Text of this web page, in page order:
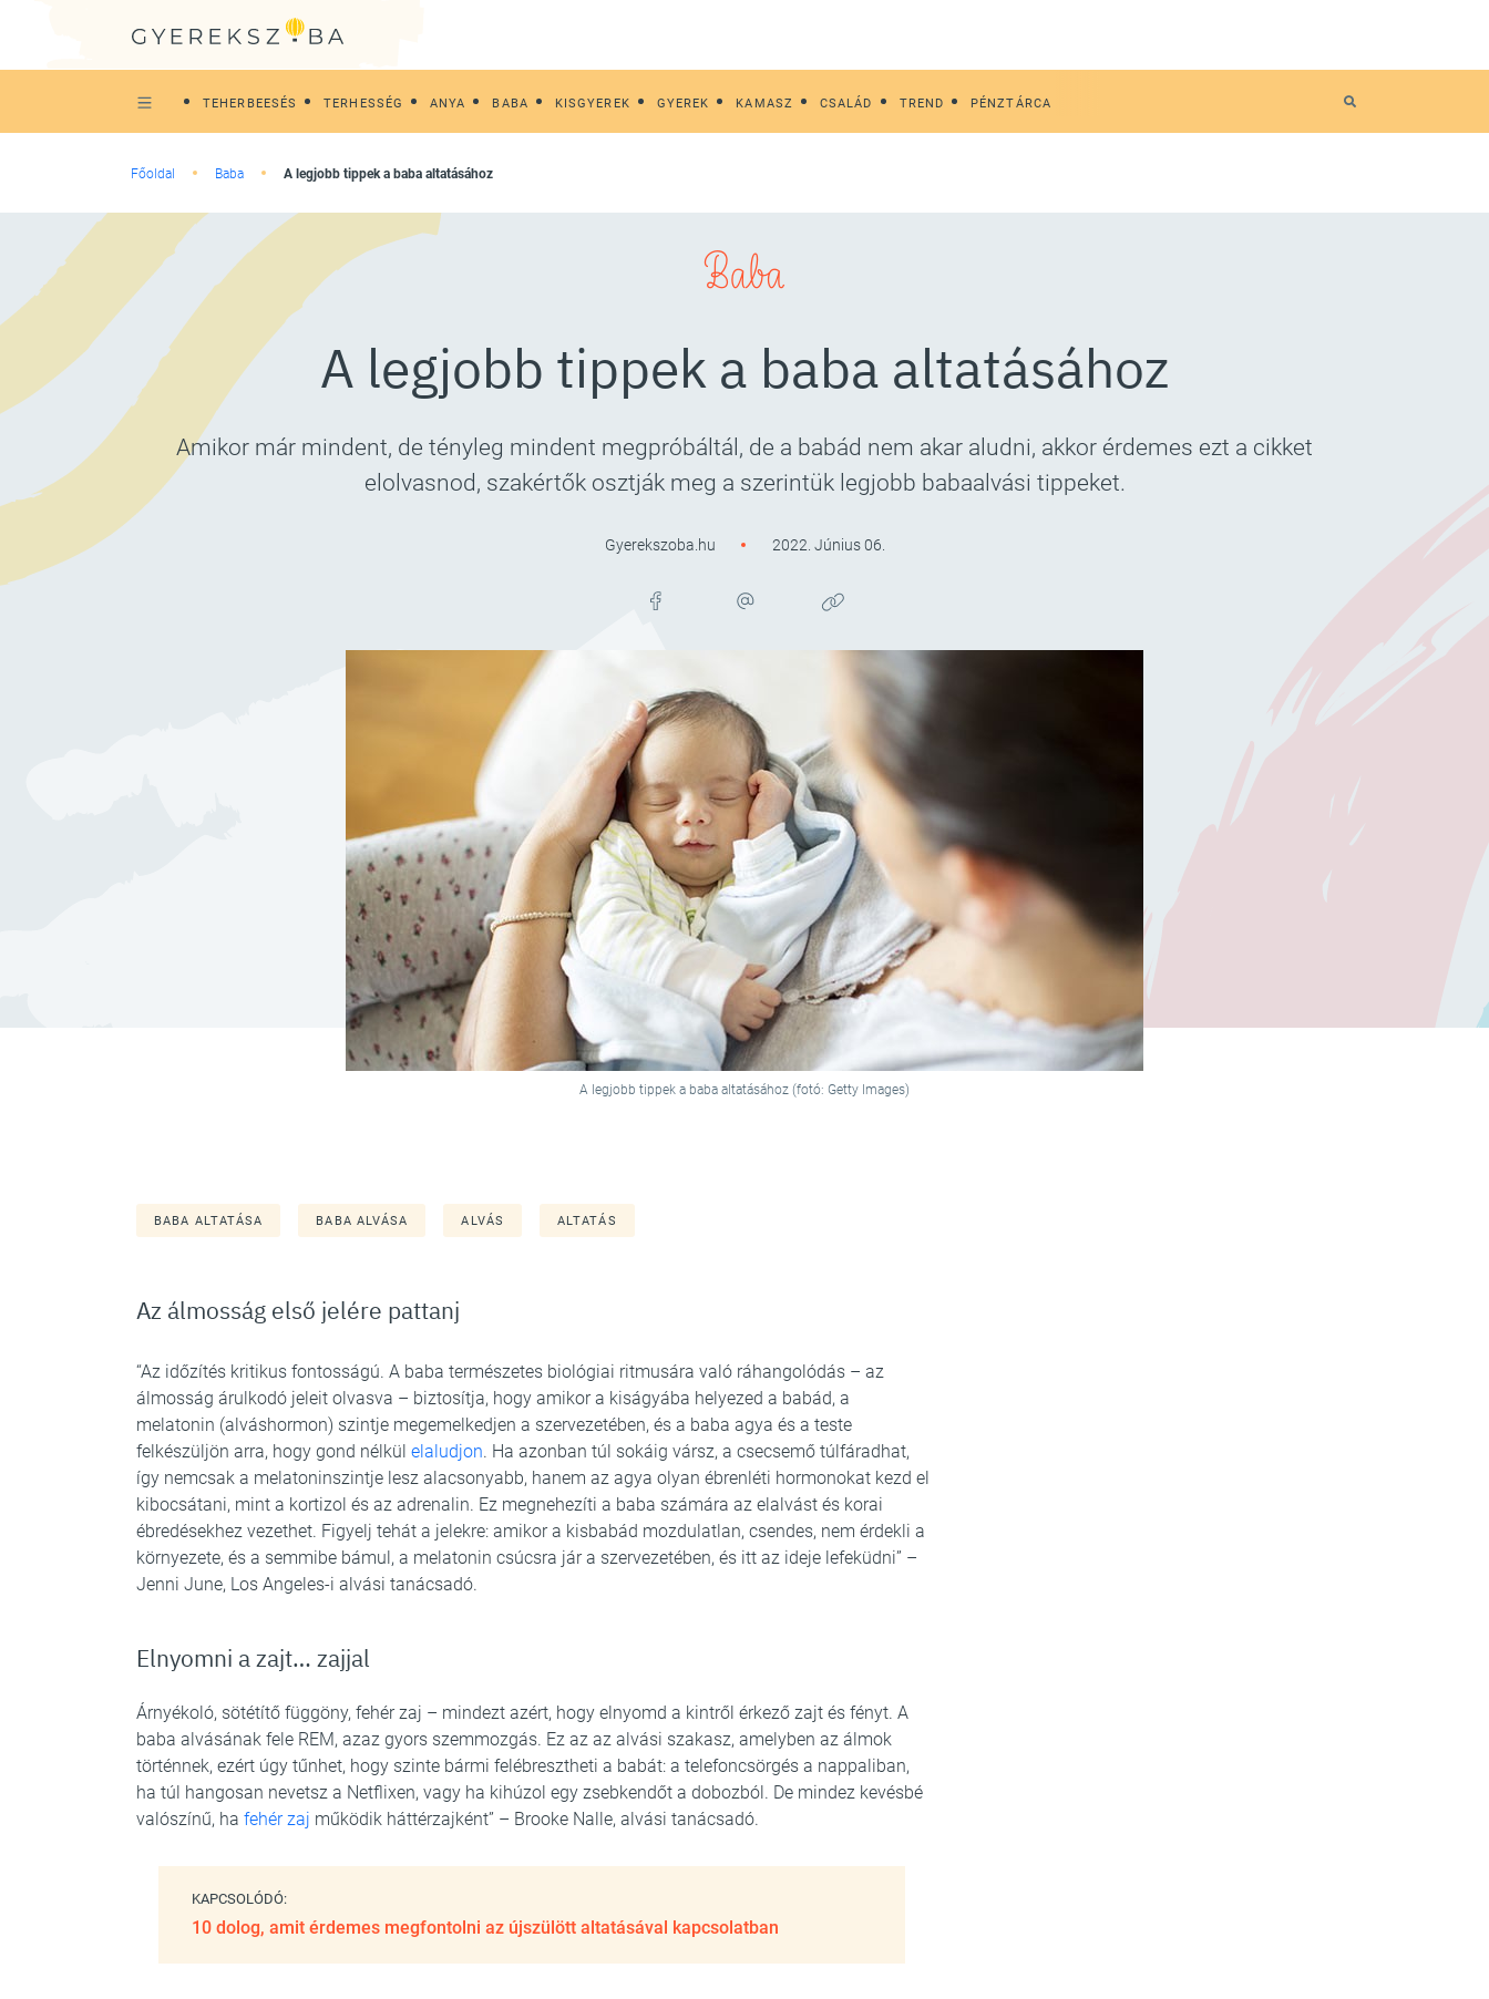
TEHERBEESÉS TERHESSÉG ANYA BABA KISGYEREK GYEREK KAMASZ CSALÁD TREND PÉNZTÁRCA
Főoldal Baba A legjobb tippek a baba altatásához
Baba
A legjobb tippek a baba altatásához
Amikor már mindent, de tényleg mindent megpróbáltál, de a babád nem akar aludni, akkor érdemes ezt a cikket
elolvasnod, szakértők osztják meg a szerintük legjobb babaalvási tippeket.
Gyerekszoba.hu 2022. Június 06.
A legjobb tippek a baba altatásához (fotó: Getty Images)
BABA ALTATÁSA BABA ALVÁSA ALVÁS ALTATÁS
Az álmosság első jelére pattanj
“Az időzítés kritikus fontosságú. A baba természetes biológiai ritmusára való ráhangolódás – az
álmosság árulkodó jeleit olvasva – biztosítja, hogy amikor a kiságyába helyezed a babád, a
melatonin (alváshormon) szintje megemelkedjen a szervezetében, és a baba agya és a teste
felkészüljön arra, hogy gond nélkül elaludjon. Ha azonban túl sokáig vársz, a csecsemő túlfáradhat,
így nemcsak a melatoninszintje lesz alacsonyabb, hanem az agya olyan ébrenléti hormonokat kezd el
kibocsátani, mint a kortizol és az adrenalin. Ez megnehezíti a baba számára az elalvást és korai
ébredésekhez vezethet. Figyelj tehát a jelekre: amikor a kisbabád mozdulatlan, csendes, nem érdekli a
környezete, és a semmibe bámul, a melatonin csúcsra jár a szervezetében, és itt az ideje lefeküdni” –
Jenni June, Los Angeles-i alvási tanácsadó.
Elnyomni a zajt… zajjal
Árnyékoló, sötétítő függöny, fehér zaj – mindezt azért, hogy elnyomd a kintről érkező zajt és fényt. A
baba alvásának fele REM, azaz gyors szemmozgás. Ez az az alvási szakasz, amelyben az álmok
történnek, ezért úgy tűnhet, hogy szinte bármi felébresztheti a babát: a telefoncsörgés a nappaliban,
ha túl hangosan nevetsz a Netflixen, vagy ha kihúzol egy zsebkendőt a dobozból. De mindez kevésbé
valószínű, ha fehér zaj működik háttérzajként” – Brooke Nalle, alvási tanácsadó.
KAPCSOLÓDÓ:
10 dolog, amit érdemes megfontolni az újszülött altatásával kapcsolatban